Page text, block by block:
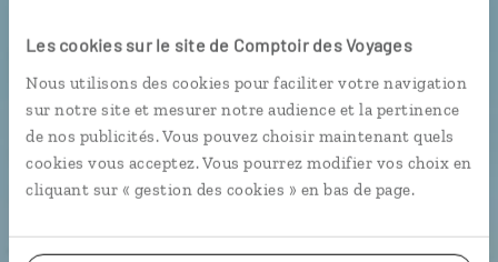
Les cookies sur le site de Comptoir des Voyages
Nous utilisons des cookies pour faciliter votre navigation
sur notre site et mesurer notre audience et la pertinence
de nos publicités. Vous pouvez choisir maintenant quels
cookies vous acceptez. Vous pourrez modifier vos choix en
cliquant sur « gestion des cookies » en bas de page.
Guide de voyage
Seychelles